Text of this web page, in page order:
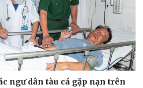
Ô tô - Xe máy
Ô tô
Xe máy
Tư vấn
ngư dân tàu cá gặp nạn trên